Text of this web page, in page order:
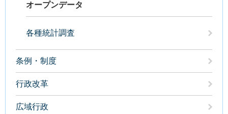
オープンデータ
各種統計調査
条例・制度
行政改革
広域行政